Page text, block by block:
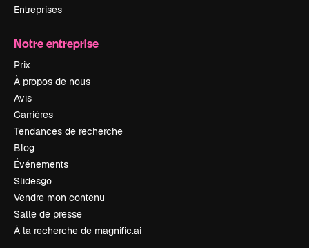
Entreprises
Notre entreprise
Prix
À propos de nous
Avis
Carrières
Tendances de recherche
Blog
Événements
Slidesgo
Vendre mon contenu
Salle de presse
À la recherche de magnific.ai